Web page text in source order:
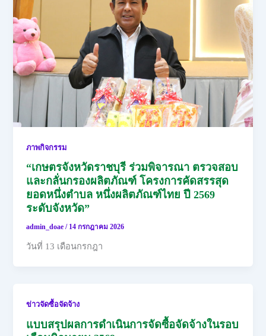
ภาพกิจกรรม
“เกษตรจังหวัดราชบุรี ร่วมพิจารณา ตรวจสอบ
และกลั่นกรองผลิตภัณฑ์ โครงการคัดสรรสุด
ยอดหนึ่งตำบล หนึ่งผลิตภัณฑ์ไทย ปี 2569
ระดับจังหวัด”
admin_doae/ 14 กรกฎาคม 2026
วันที่ 13 เดือนกรกฎา
ข่าวจัดซื้อจัดจ้าง
แบบสรุปผลการดำเนินการจัดซื้อจัดจ้างในรอบ